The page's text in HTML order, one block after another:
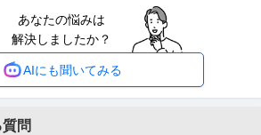
あり
きを見る
あなたの悩みは
解決しましたか？
AIにも聞いてみる
問